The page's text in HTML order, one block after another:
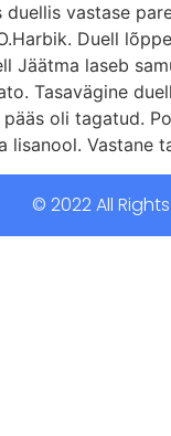
vastase
Duell
Jäätma laseb
Tasavägine
oli tagatud.
Vastane
© 2022 All